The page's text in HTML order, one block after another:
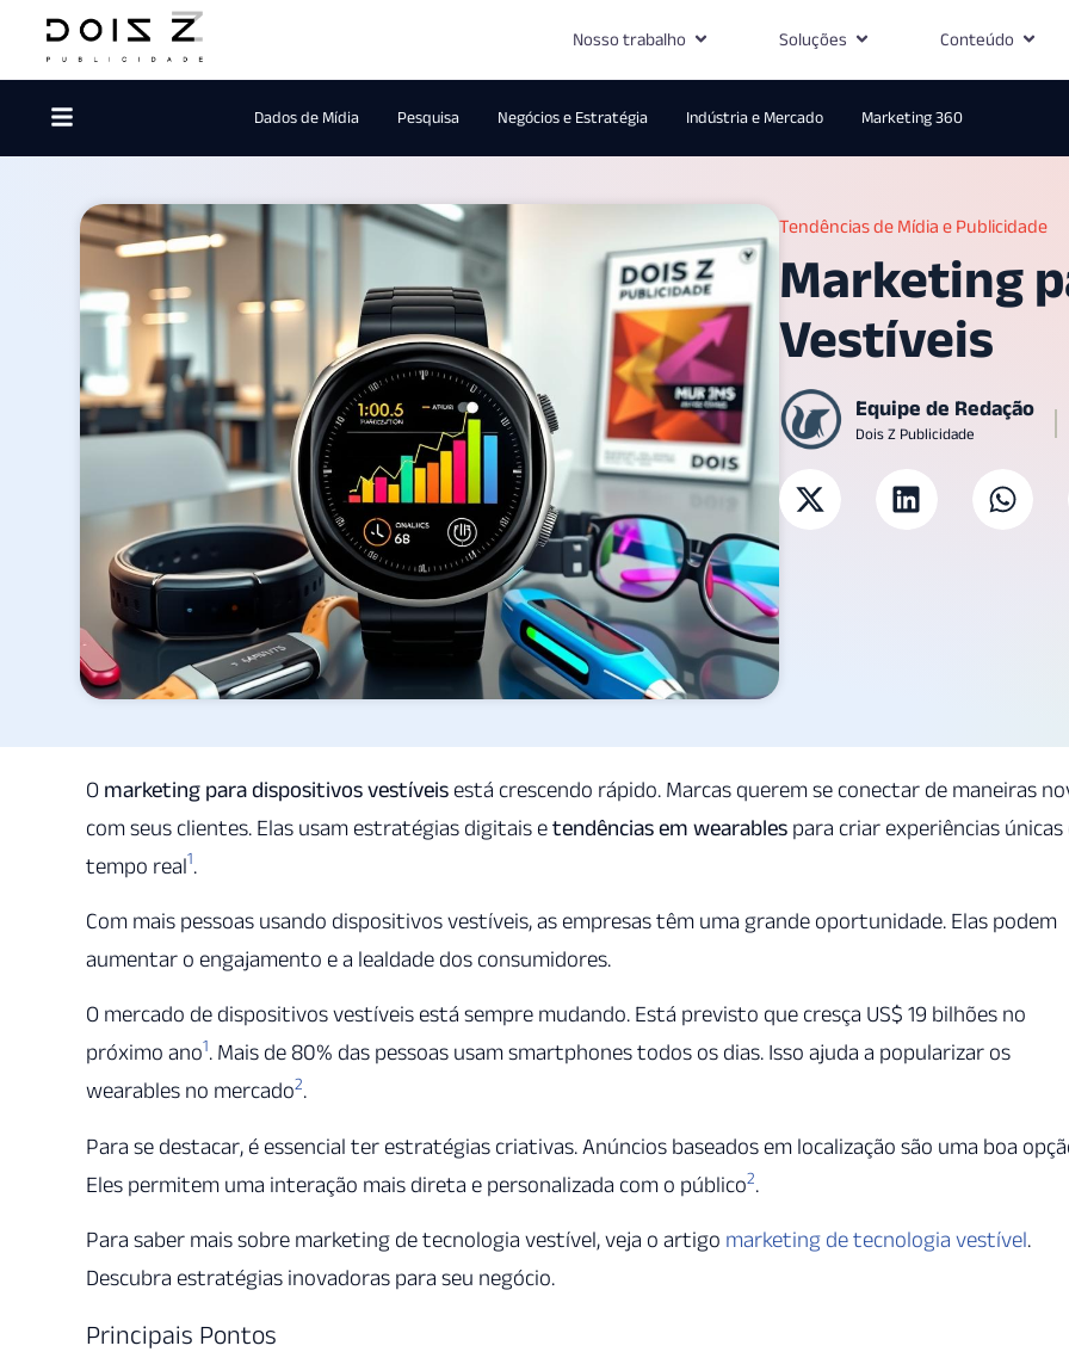
Nosso trabalho Soluções Conteúdo
Dados de Mídia Pesquisa Negócios e Estratégia Indústria e Mercado Marketing 360
Tendências de Mídia e Publicidade
Marketing
Vestíveis
Equipe de Redação
Dois Z Publicidade
O marketing para dispositivos vestíveis está crescendo rápido. Marcas querem se conectar de maneiras
com seus clientes. Elas usam estratégias digitais etendências em wearables para criar experiências únicas
tempo real1.
Com mais pessoas usando dispositivos vestíveis, as empresas têm uma grande oportunidade. Elas podem
aumentar o engajamento e a lealdade dos consumidores.
O mercado de dispositivos vestíveis está sempre mudando. Está previsto que cresça US$ 19 bilhões no
próximo ano1. Mais de 80% das pessoas usam smartphones todos os dias. Isso ajuda a popularizar os
wearables no mercado2.
Para se destacar, é essencial ter estratégias criativas. Anúncios baseados em localização são uma boa
Eles permitem uma interação mais direta e personalizada com o público2.
Para saber mais sobre marketing de tecnologia vestível, veja o artigo marketing de tecnologia vestível.
Descubra estratégias inovadoras para seu negócio.
Principais Pontos